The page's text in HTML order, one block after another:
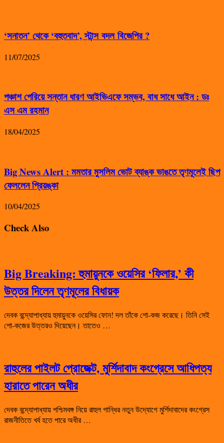
‘সনাতন’ থেকে ‘বহুতবাদ’, স্টান্স বদল বিজেপির ?
11/07/2025
পঞ্চাশ পেরিয়ে সন্তান ধারণ আইভিএফে সম্ভব, বাধ সাধে আইন : ডঃ
এস এম রহমান
18/04/2025
Big News Alert : মমতার মুসলিম ভোট ব্যাঙ্ক ভাঙতে তৃণমূলেই ছিপ
ফেললেন প্রিয়ঙ্কা
10/04/2025
Check Also
Big Breaking: হুমায়ুনকে ওয়েসির ‘ফিলার,’ কী
উত্তর দিলেন তৃণমূলের বিধায়ক
দেবক বন্দ্যোপাধ্যায় হুমায়ুনকে ওয়েসির ফোন! দল তাঁকে শো-কজ করেছে। তিনি সেই
শো-কজের উত্তরও দিয়েছেন। তাতেও …
রাহুলের পাইলট প্রোজেক্ট, মুর্শিদাবাদ কংগ্রেসে আধিপত্য
হারাতে পারেন অধীর
দেবক বন্দ্যোপাধ্যায় পশ্চিমবঙ্গ নিয়ে রাহুল গান্ধির নতুন উদ্যোগে মুর্শিদাবাদের কংগ্রেস
রাজনীতিতে খর্ব হতে পারে অধীর …